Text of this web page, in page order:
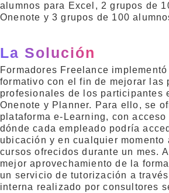
alumnos para Excel, 2 grupos de
Onenote y 3 grupos de 100
La Solución
Formadores Freelance
formativo con el fin de mejorar las
profesionales de los participantes
Onenote y Planner. Para ello, se
plataforma e-Learning, con
dónde cada empleado podría
ubicación y en cualquier momento
cursos ofrecidos durante un mes.
mejor aprovechamiento de la
un servicio de tutorización a
interna realizado por consultores